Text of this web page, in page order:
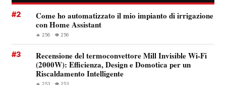
#2
Come ho automatizzato il mio impianto di irrigazione
con Home Assistant
🔥 256 · 👁️ 256
#3
Recensione del termoconvettore Mill Invisible Wi-Fi
(2000W): Efficienza, Design e Domotica per un
Riscaldamento Intelligente
🔥 253 · 👁️ 253